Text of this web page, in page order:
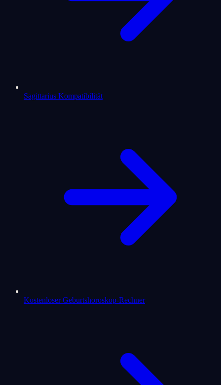
Sagittarius Kompatibilität
Kostenloser Geburtshoroskop-Rechner